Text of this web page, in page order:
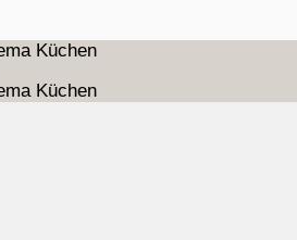
Küchen
Küchen